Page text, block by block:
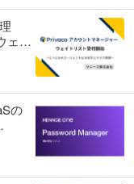
ェイ
ン
の